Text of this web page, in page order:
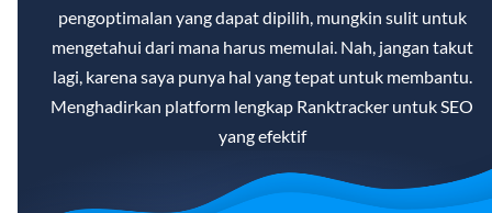
pengoptimalan yang dapat dipilih, mungkin sulit untuk
mengetahui dari mana harus memulai. Nah, jangan takut
lagi, karena saya punya hal yang tepat untuk membantu.
Menghadirkan platform lengkap Ranktracker untuk SEO
yang efektif